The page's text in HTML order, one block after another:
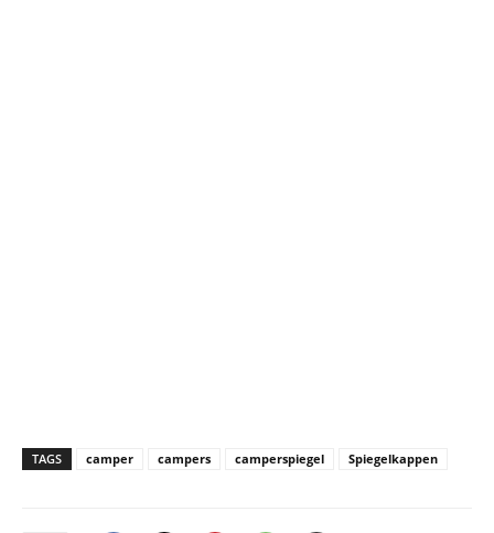
TAGS camper campers camperspiegel Spiegelkappen